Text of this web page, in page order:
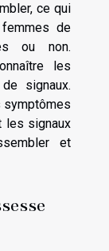
ce qui
de
ou non.
les
signaux.
symptômes
les signaux
et